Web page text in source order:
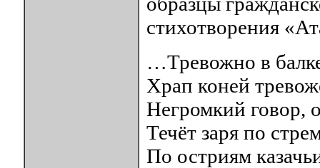
стихотворения
…Тревожно в
Храп коней
Негромкий говор,
Течёт заря по
По остриям